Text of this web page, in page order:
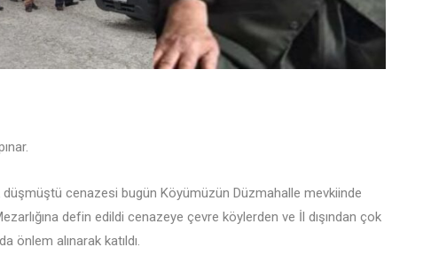
cenazesi bugün Köyümüzün Düzmahalle mevkiinde
defin edildi cenazeye çevre köylerden ve İl dışından çok
önlem alınarak katıldı.